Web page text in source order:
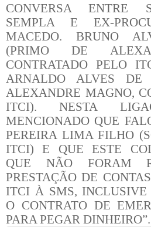
CONVERSA ENTRE
SEMPLA E EX-
MACEDO. BRUNO
(PRIMO DE
CONTRATADO PELO
ARNALDO ALVES
ALEXANDRE MAGNO,
ITCI). NESTA
MENCIONADO QUE
PEREIRA LIMA FILHO
ITCI) E QUE ESTE
QUE NÃO FORAM
PRESTAÇÃO DE
ITCI À SMS,
O CONTRATO DE
PARA PEGAR DINHEIRO”.